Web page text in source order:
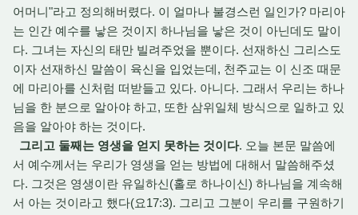
어머니"라고 정의해버렸다. 이 얼마나 불경스런 일인가? 마리아
는 인간 예수를 낳은 것이지 하나님을 낳은 것이 아닌데도 말이
다. 그녀는 자신의 태만 빌려주었을 뿐이다. 선재하신 그리스도
이자 선재하신 말씀이 육신을 입었는데, 천주교는 이 신조 때문
에 마리아를 신처럼 떠받들고 있다. 아니다. 그래서 우리는 하나
님을 한 분으로 알아야 하고, 또한 삼위일체 방식으로 일하고 있
음을 알아야 하는 것이다.
그리고 둘째는 영생을 얻지 못하는 것이다. 오늘 본문 말씀에
서 예수께서는 우리가 영생을 얻는 방법에 대해서 말씀해주셨
다. 그것은 영생이란 유일하신(홀로 하나이신) 하나님을 계속해
서 아는 것이라고 했다(요17:3). 그리고 그분이 우리를 구원하기